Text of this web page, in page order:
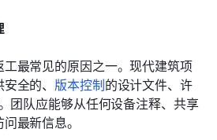
最常见的原因之一。现代建筑项
全的、 版本控制的设计文件、许
团队应能够从任何设备注释、共享
最新信息。